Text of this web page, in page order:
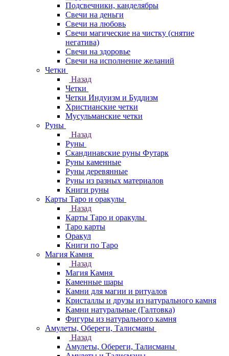
Подсвечники, канделябры
Свечи на деньги
Свечи на любовь
Свечи магические на чистку (снятие
негатива)
Свечи на здоровье
Свечи на исполнение желаний
Четки
Назад
Четки
Четки Индуизм и Буддизм
Христианские четки
Мусульманские четки
Руны
Назад
Руны
Скандинавские руны Футарк
Руны каменные
Руны деревянные
Руны из разных материалов
Книги руны
Карты Таро и оракулы
Назад
Карты Таро и оракулы
Таро карты
Оракул
Книги по Таро
Магия Камня
Назад
Магия Камня
Каменные шары
Камни для магии и ритуалов
Кристаллы и друзы из натурального камня
Камни натуральные (Галтовка)
Фигуры из натурального камня
Амулеты, Обереги, Талисманы
Назад
Амулеты, Обереги, Талисманы